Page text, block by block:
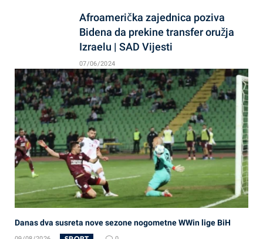
Afroamerička zajednica poziva
Bidena da prekine transfer oružja
Izraelu | SAD Vijesti
07/06/2024
Danas dva susreta nove sezone nogometne WWin lige BiH